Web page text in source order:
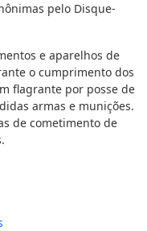
pelo Disque-
e aparelhos de
o cumprimento dos
flagrante por posse de
armas e munições.
de cometimento de